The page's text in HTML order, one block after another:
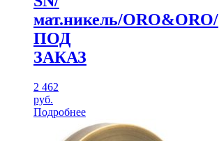
мат.никель/ORO&ORO/
ПОД
ЗАКАЗ
2 462
руб.
Подробнее